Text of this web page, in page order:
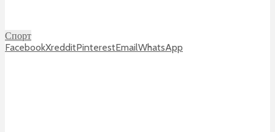
Спорт
FacebookXredditPinterestEmailWhatsApp